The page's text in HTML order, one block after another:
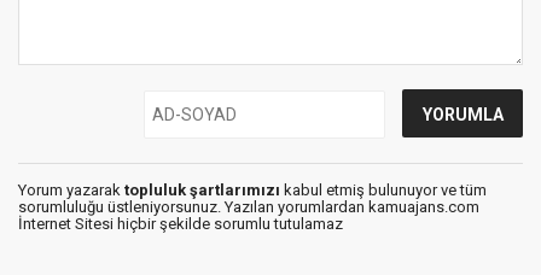
Yorum yazarak topluluk şartlarımızı kabul etmiş bulunuyor ve tüm
sorumluluğu üstleniyorsunuz. Yazılan yorumlardan kamuajans.com
İnternet Sitesi hiçbir şekilde sorumlu tutulamaz